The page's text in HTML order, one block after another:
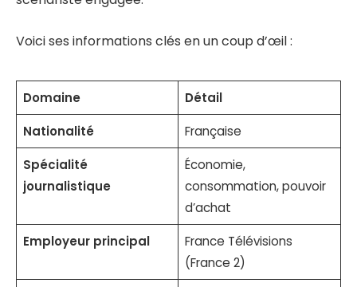
Voici ses informations clés en un coup d’œil :
Domaine
Détail
Nationalité
Française
Spécialité
journalistique
Économie,
consommation, pouvoir
d’achat
Employeur principal
France Télévisions
(France 2)